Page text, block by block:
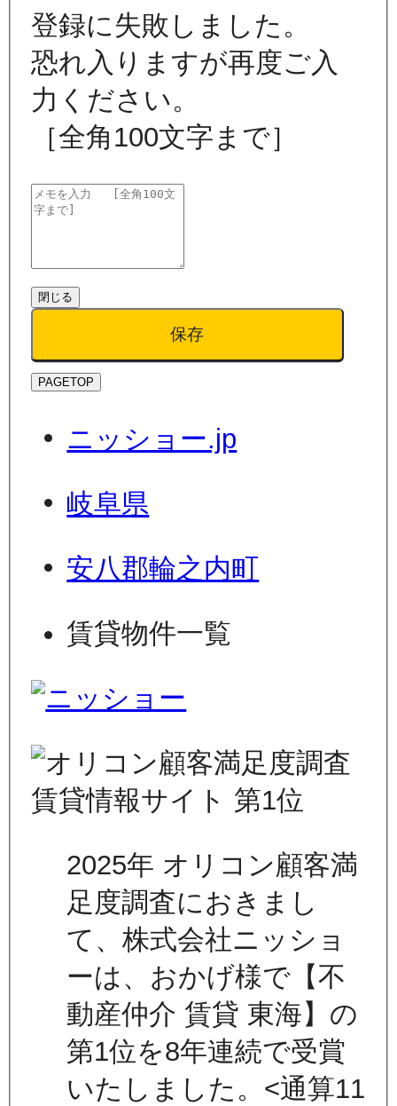
登録に失敗しました。
恐れ入りますが再度ご入
力ください。
［全角100文字まで］
閉じる
保存
PAGETOP
ニッショー.jp
岐阜県
安八郡輪之内町
賃貸物件一覧
2025年 オリコン顧客満
足度調査におきまし
て、株式会社ニッショ
ーは、おかげ様で【不
動産仲介 賃貸 東海】の
第1位を8年連続で受賞
いたしました。<通算11